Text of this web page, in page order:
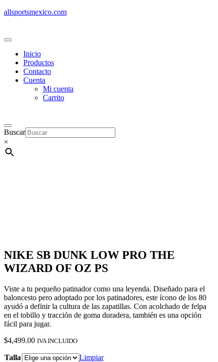
allsportsmexico.com
Inicio
Productos
Contacto
Cuenta
Mi cuenta
Carrito
Buscar
×
NIKE SB DUNK LOW PRO THE
WIZARD OF OZ PS
Viste a tu pequeño patinador como una leyenda. Diseñado para el
baloncesto pero adoptado por los patinadores, este ícono de los 80
ayudó a definir la cultura de las zapatillas. Con acolchado de felpa
en el tobillo y tracción de goma duradera, también es una opción
fácil para jugar.
$4,499.00 IVA INCLUIDO
Talla
Limpiar